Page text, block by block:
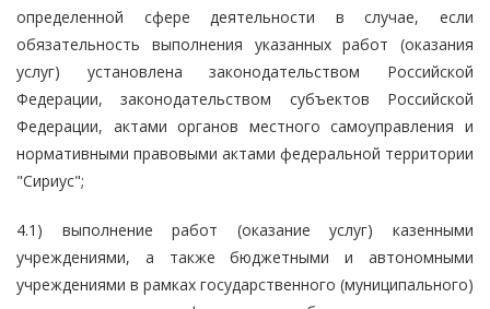
определенной сфере деятельности в случае, если
обязательность выполнения указанных работ (оказания
услуг) установлена законодательством Российской
Федерации, законодательством субъектов Российской
Федерации, актами органов местного самоуправления и
нормативными правовыми актами федеральной территории
"Сириус";
4.1) выполнение работ (оказание услуг) казенными
учреждениями, а также бюджетными и автономными
учреждениями в рамках государственного (муниципального)